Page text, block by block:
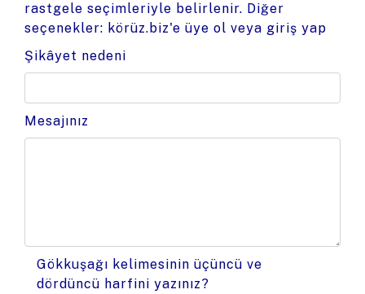
rastgele seçimleriyle belirlenir. Diğer
seçenekler: körüz.biz'e üye ol veya giriş yap
Şikâyet nedeni
Mesajınız
Gökkuşağı kelimesinin üçüncü ve
dördüncü harfini yazınız?